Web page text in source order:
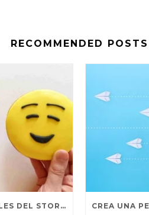
RECOMMENDED POSTS
TRUCOS ESENCIALES DEL STORYTELLING PARA REDES SOCIALES